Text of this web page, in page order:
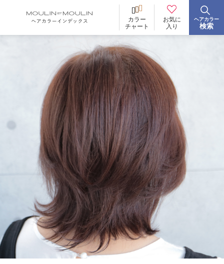
カラー
チャート
お気に
入り
ヘアカラー
検索
BRAND ブランド
ネイチャーディープカラー
ネイチャーディープ スピーディーカラー
TONE 明るさ
低明度 中明度 高明度
BLEACH ブリーチ
あり なし
COLOR 色